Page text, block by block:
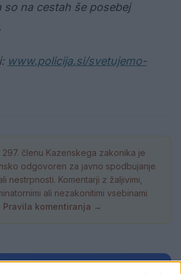
so na cestah še posebej
www.policija.si/svetujemo-
297. členu Kazenskega zakonika je
odgovoren za javno spodbujanje
nestrpnosti. Komentarji z žaljivimi,
ali nezakonitimi vsebinami
Pravila komentiranja →